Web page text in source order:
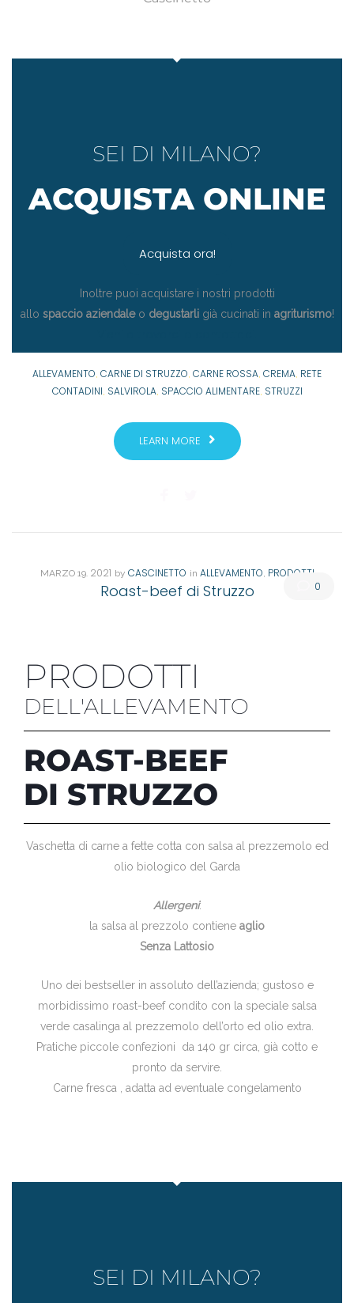
SEI DI MILANO?
ACQUISTA ONLINE
Acquista ora!
Inoltre puoi acquistare i nostri prodotti
allo spaccio aziendaleo degustarligià cucinati in agriturismo!
ALLEVAMENTO, CARNE DI STRUZZO, CARNE ROSSA, CREMA, RETE
CONTADINI, SALVIROLA, SPACCIO ALIMENTARE, STRUZZI
LEARN MORE
0
MARZO19. 2021 by CASCINETTO in ALLEVAMENTO, PRODOTTI
Roast-beef di Struzzo
PRODOTTI
DELL'ALLEVAMENTO
ROAST-BEEF
DI STRUZZO
Vaschetta di carne a fette cotta con salsa al prezzemolo ed
olio biologico del Garda
Allergeni:
la salsa al prezzolo contiene aglio
Senza Lattosio
Uno dei bestseller in assoluto dell’azienda; gustoso e
morbidissimo roast-beef condito con la speciale salsa
verde casalinga al prezzemolo dell’orto ed olio extra.
Pratiche piccole confezioni da 140 gr circa, già cotto e
pronto da servire.
Carne fresca , adatta ad eventuale congelamento
SEI DI MILANO?